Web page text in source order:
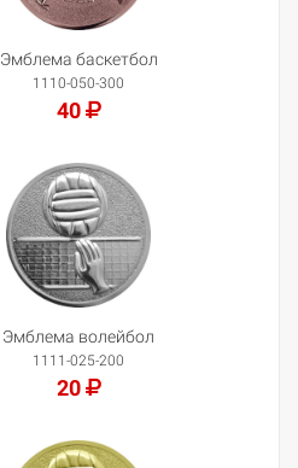
Эмблема баскетбол
1110-050-300
40
Добавить в корзину
Эмблема волейбол
1111-025-200
20
Добавить в корзину